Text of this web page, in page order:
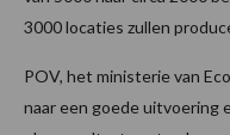
3000 locaties zullen
POV, het ministerie van
naar een goede uitvoering